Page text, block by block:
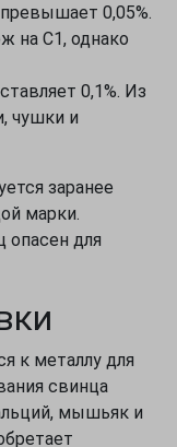
0,05%.
на С1, однако
0,1%. Из
чушки и
заранее
марки.
опасен для
к металлу для
свинца
мышьяк и